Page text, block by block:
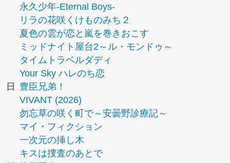
永久少年-Eternal Boys-
リラの花咲くけものみち２
夏色の雲が恋と嵐を巻きおこす
ミッドナイト屋台2～ル・モンドゥ～
タイムトラベルダディ
Your Sky ハレのち恋
日
豊臣兄弟！
VIVANT (2026)
勿忘草の咲く町で～安曇野診療記～
マイ・フィクション
一次元の挿し木
キスは捜査のあとで